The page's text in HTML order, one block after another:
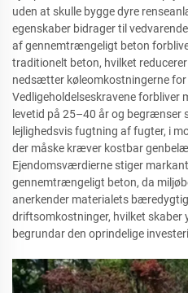
uden at skulle bygge dyre
egenskaber bidrager til
af gennemtrængeligt beton
traditionelt beton, hvilket
nedsætter køleomkostningerne
Vedligeholdelseskravene forbliver
levetid på 25–40 år og begrænser
lejlighedsvis fugtning af fugter, i
der måske kræver kostbar
Ejendomsværdierne stiger
gennemtrængeligt beton, da
anerkender materialets
driftsomkostninger, hvilket skaber
begrundar den oprindelige